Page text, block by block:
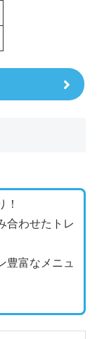
！
合わせたトレ
豊富なメニュ